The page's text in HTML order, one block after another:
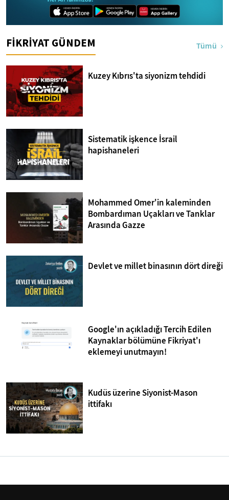
FİKRİYAT GÜNDEM Tümü
Kuzey Kıbrıs'ta siyonizm tehdidi
Sistematik işkence İsrail
hapishaneleri
Mohammed Omer'in kaleminden
Bombardıman Uçakları ve Tanklar
Arasında Gazze
Devlet ve millet binasının dört direği
Google'ın açıkladığı Tercih Edilen
Kaynaklar bölümüne Fikriyat'ı
eklemeyi unutmayın!
Kudüs üzerine Siyonist-Mason
ittifakı